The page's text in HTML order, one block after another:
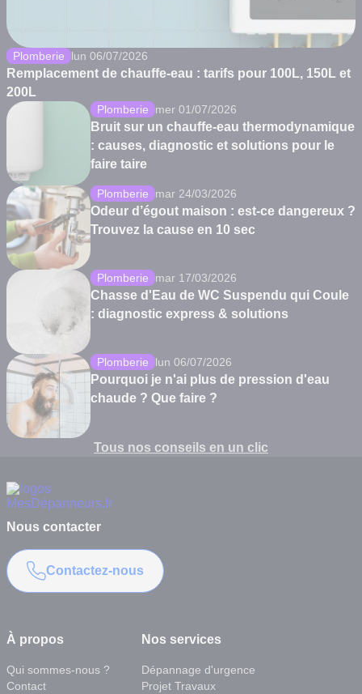
Plomberie lun 06/07/2026
Remplacement de chauffe-eau : tarifs pour 100L, 150L et
200L
Plomberie mer 01/07/2026
Bruit sur un chauffe-eau thermodynamique
: causes, diagnostic et solutions pour le
faire taire
Plomberie mar 24/03/2026
Odeur d’égout maison : est-ce dangereux ?
Trouvez la cause en 10 sec
Plomberie mar 17/03/2026
Chasse d'Eau de WC Suspendu qui Coule
: diagnostic express & solutions
Plomberie lun 06/07/2026
Pourquoi je n'ai plus de pression d'eau
chaude ? Que faire ?
Tous nos conseils en un clic
À propos
Qui sommes-nous ?
Contact
Nos services
Dépannage d'urgence
Projet Travaux
Nous contacter
Contactez-nous